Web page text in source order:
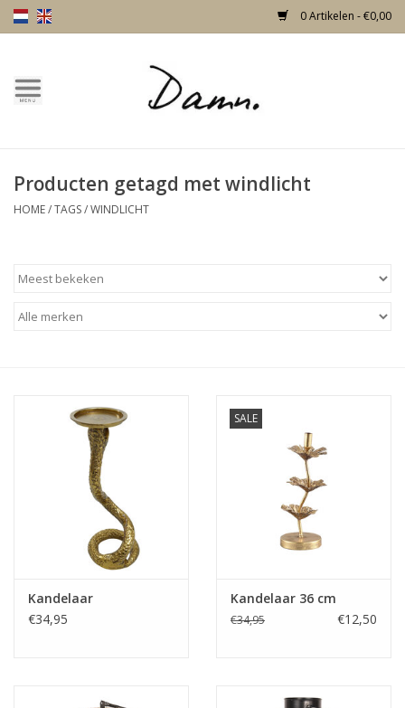
0 Artikelen - €0,00
Home
Nieuw!
Kussens en plaids
Keuken
Producten getagd met windlicht
HOME/TAGS/WINDLICHT
Kandelaar
€34,95
SALE
Kandelaar 36 cm
€34,95 €12,50